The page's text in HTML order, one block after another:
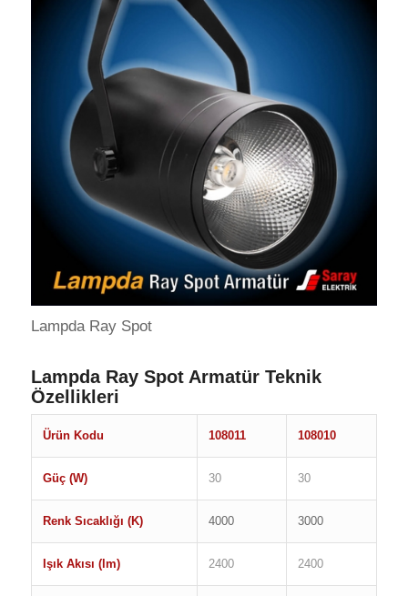
Lampda Ray Spot
Lampda Ray Spot Armatür Teknik
Özellikleri
Ürün Kodu 108011 108010
Güç (W) 30 30
Renk Sıcaklığı (K) 4000 3000
Işık Akısı (lm) 2400 2400